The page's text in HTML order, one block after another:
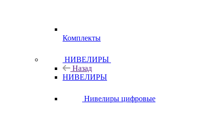
Комплекты
НИВЕЛИРЫ
Назад
НИВЕЛИРЫ
Нивелиры цифровые